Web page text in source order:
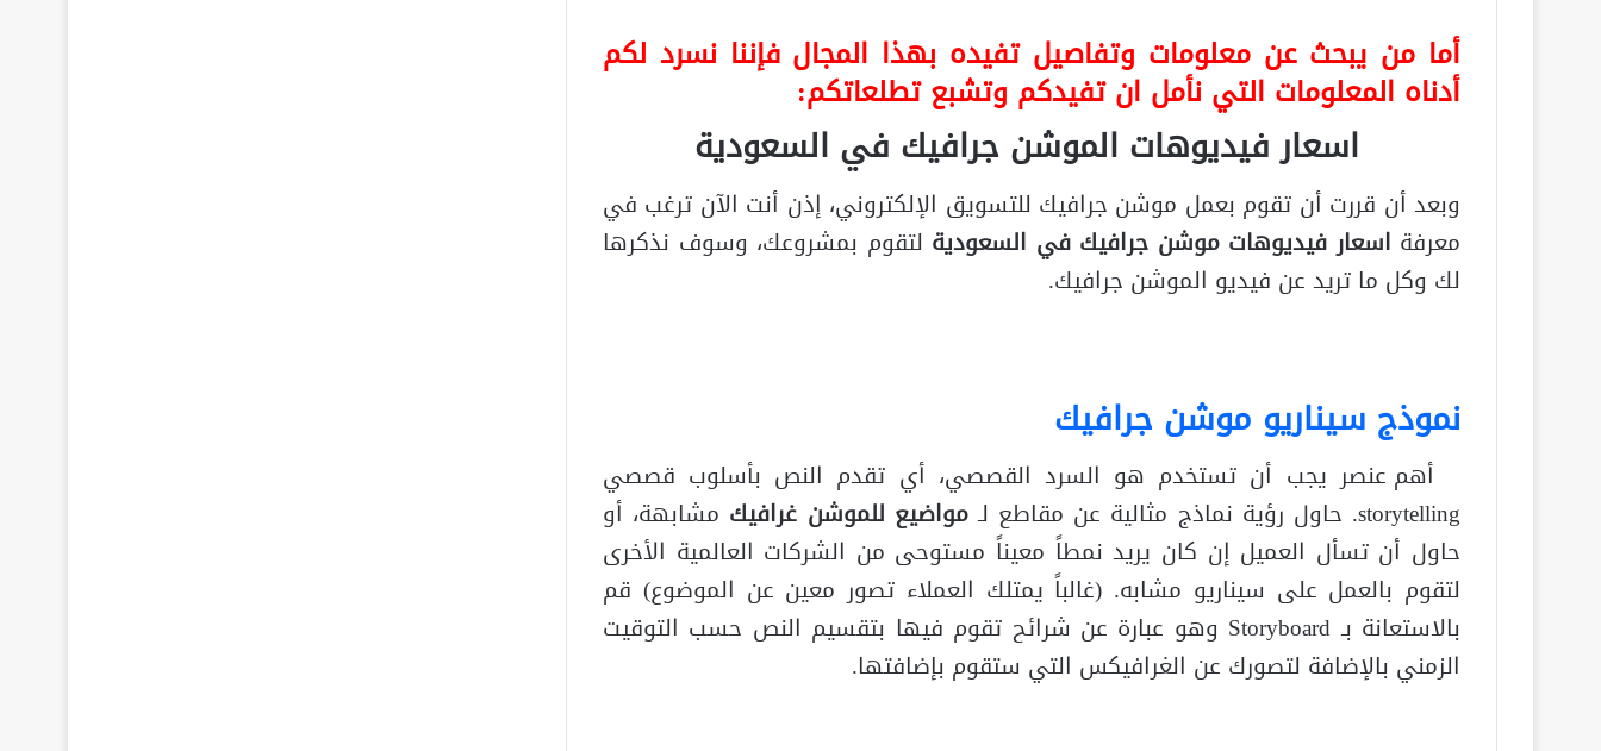
أما من يبحث عن معلومات وتفاصيل تفيده بهذا المجال فإننا نسرد لكم
أدناه المعلومات التي نأمل ان تفيدكم وتشبع تطلعاتكم:
اسعار فيديوهات الموشن جرافيك في السعودية
وبعد أن قررت أن تقوم بعمل موشن جرافيك للتسويق الإلكتروني، إذن أنت الآن ترغب في
معرفة اسعار فيديوهات موشن جرافيك في السعودية لتقوم بمشروعك، وسوف نذكرها
لك وكل ما تريد عن فيديو الموشن جرافيك.
نموذج سيناريو موشن جرافيك
أهم عنصر يجب أن تستخدم هو السرد القصصي، أي تقدم النص بأسلوب قصصي
storytelling. حاول رؤية نماذج مثالية عن مقاطع لـ
مواضيع للموشن غرافيك مشابهة، أو
حاول أن تسأل العميل إن كان يريد نمطاً معيناً مستوحى من الشركات العالمية الأخرى
لتقوم بالعمل على سيناريو مشابه. (غالباً يمتلك العملاء تصور معين عن الموضوع) قم
بالاستعانة بـ Storyboard وهو عبارة عن شرائح تقوم فيها بتقسيم النص حسب التوقيت
الزمني بالإضافة لتصورك عن الغرافيكس التي ستقوم بإضافتها.